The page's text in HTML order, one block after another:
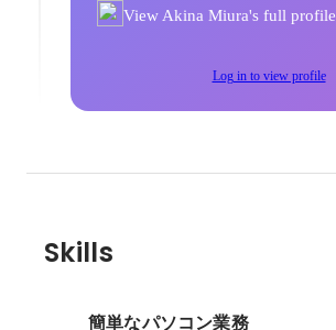
View Akina Miura's full profile
Log in to view profile
Skills
簡単なパソコン業務